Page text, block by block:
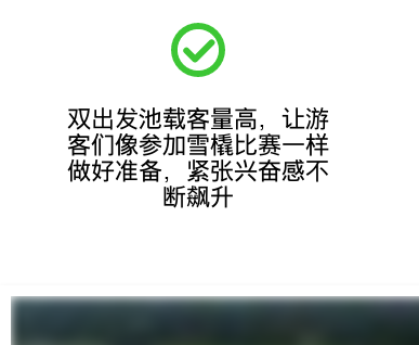
双出发池载客量高，让游
客们像参加雪橇比赛一样
做好准备，紧张兴奋感不
断飙升